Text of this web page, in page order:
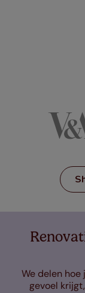
We delen
gevoel